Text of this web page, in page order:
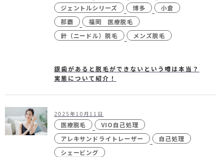
個人情報保護方針 特定商取引法に基づく表記
ジェントルシリーズ
博多
小倉
那覇
福岡 医療脱毛
針（ニードル）脱毛
メンズ脱毛
銀歯があると脱毛ができないという噂は本当？
実態について紹介！
2025年10月11日
医療脱毛
VIO自己処理
アレキサンドライトレーザー
自己処理
シェービング